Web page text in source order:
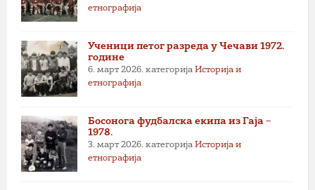
етнографија
Ученици петог разреда у Чечави 1972.
године
6. март 2026. категорија Историја и
етнографија
Босонога фудбалска екипа из Гаја –
1978.
3. март 2026. категорија Историја и
етнографија